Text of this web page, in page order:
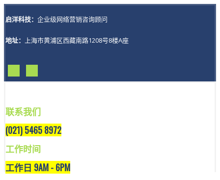
启洋科技： 企业级网络营销咨询顾问
地址： 上海市黄浦区西藏南路1208号8楼A座
联系我们
(021) 5465 8972
工作时间
工作日 9AM - 6PM